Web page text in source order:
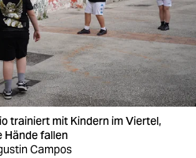
trainiert mit Kindern im Viertel,
Hände fallen
Campos